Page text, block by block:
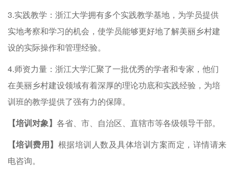
3.实践教学：浙江大学拥有多个实践教学基地，为学员提供
实地考察和学习的机会，使学员能够更好地了解美丽乡村建
设的实际操作和管理经验。
4.师资力量：浙江大学汇聚了一批优秀的学者和专家，他们
在美丽乡村建设领域有着深厚的理论功底和实践经验，为培
训班的教学提供了强有力的保障。
【培训对象】 各省、市、自治区、直辖市等各级领导干部。
【培训费用】 根据培训人数及具体培训方案而定，详情请来
电咨询。